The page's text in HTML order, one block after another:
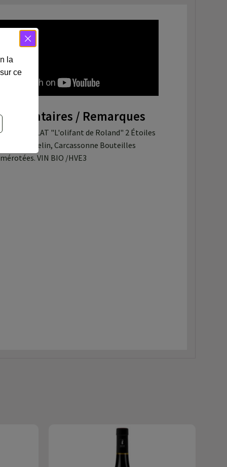
/ Remarques
PUTELAT "L'olifant de Roland" 2 Étoiles
guide Michelin, Carcassonne Bouteilles
VIN BIO /HVE3
la
ce